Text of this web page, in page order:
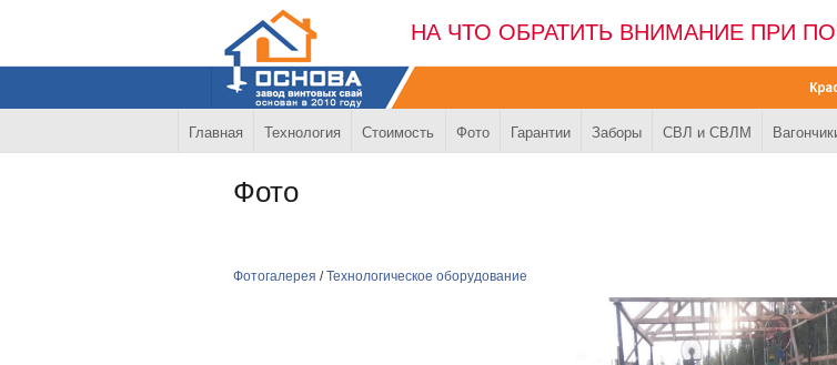
НА ЧТО ОБРАТИТЬ ВНИМАНИЕ ПРИ
Главная Технология Стоимость Фото Гарантии Заборы СВЛ и СВЛМ
Фото
Фотогалерея /Технологическое оборудование